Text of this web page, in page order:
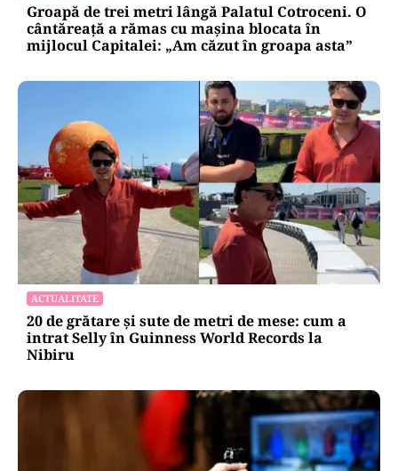
Groapă de trei metri lângă Palatul Cotroceni. O
cântăreață a rămas cu mașina blocata în
mijlocul Capitalei: „Am căzut în groapa asta”
ACTUALITATE
20 de grătare și sute de metri de mese: cum a
intrat Selly în Guinness World Records la
Nibiru